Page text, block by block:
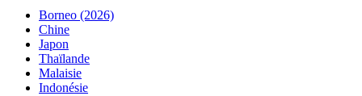
Borneo (2026)
Chine
Japon
Thaïlande
Malaisie
Indonésie